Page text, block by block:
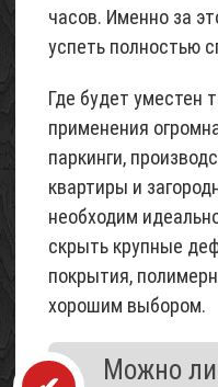
часов. Именно за
успеть полностью
Где будет уместен
применения
паркинги,
квартиры и
необходим
скрыть крупные
покрытия,
хорошим выбором.
Можно ли
фото)
06
Проект
небольшого
каркасного
садового
домика
(с
описанием)
Май
2017